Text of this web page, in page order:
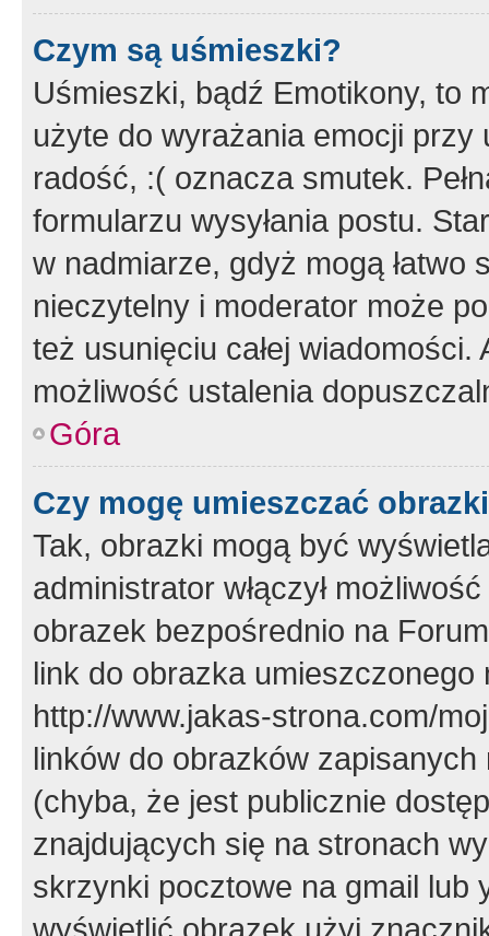
Czym są uśmieszki?
Uśmieszki, bądź Emotikony, to
użyte do wyrażania emocji
radość, :( oznacza smutek.
formularzu wysyłania postu.
w nadmiarze, gdyż mogą
nieczytelny i moderator może
też usunięciu całej
możliwość ustalenia
Góra
Czy mogę umieszczać
Tak, obrazki mogą być
administrator włączył
obrazek bezpośrednio na
link do obrazka
http://www.jakas-strona.com/
linków do obrazków
(chyba, że jest publicznie
znajdujących się na stronach
skrzynki pocztowe na gmail lub